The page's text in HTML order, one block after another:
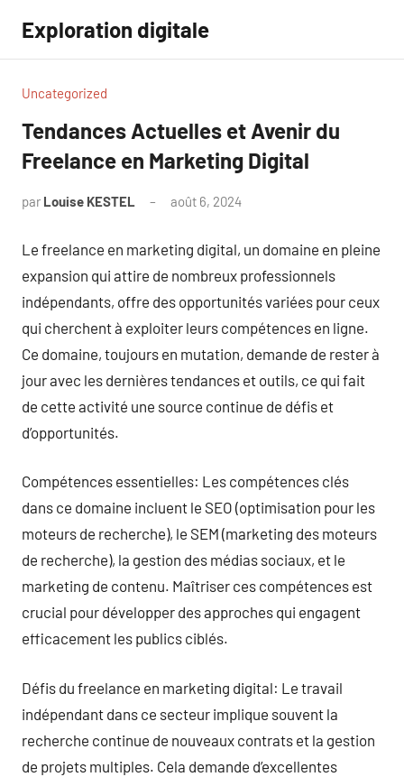
contenu
Exploration digitale
Uncategorized
Tendances Actuelles et Avenir du
Freelance en Marketing Digital
par Louise KESTEL août 6, 2024
Le freelance en marketing digital, un domaine en pleine
expansion qui attire de nombreux professionnels
indépendants, offre des opportunités variées pour ceux
qui cherchent à exploiter leurs compétences en ligne.
Ce domaine, toujours en mutation, demande de rester à
jour avec les dernières tendances et outils, ce qui fait
de cette activité une source continue de défis et
d’opportunités.
Compétences essentielles: Les compétences clés
dans ce domaine incluent le SEO (optimisation pour les
moteurs de recherche), le SEM (marketing des moteurs
de recherche), la gestion des médias sociaux, et le
marketing de contenu. Maîtriser ces compétences est
crucial pour développer des approches qui engagent
efficacement les publics ciblés.
Défis du freelance en marketing digital: Le travail
indépendant dans ce secteur implique souvent la
recherche continue de nouveaux contrats et la gestion
de projets multiples. Cela demande d’excellentes